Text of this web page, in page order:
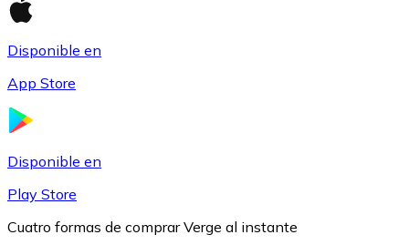
Disponible en
App Store
Disponible en
Play Store
Cuatro formas de comprar Verge al instante